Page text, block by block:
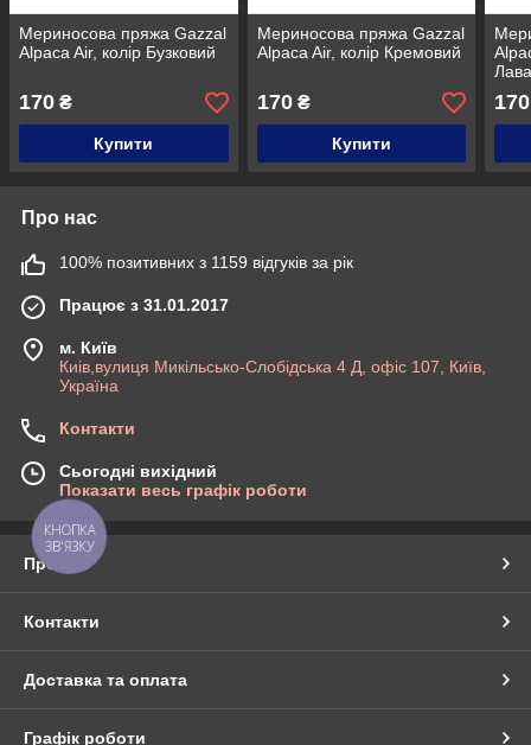
Мериносова пряжа Gazzal
Alpaca Air, колір Бузковий
170 ₴
Купити
Мериносова пряжа Gazzal
Alpaca Air, колір Кремовий
170₴
Купити
170
Про нас
100% позитивних з 1159 відгуків за рік
Працює з 31.01.2017
м. Київ
Киів,вулиця Микільсько-Слобідська 4 Д, офіс 107, Київ,
Україна
Контакти
Сьогодні вихідний
Показати весь графік роботи
Про нас
Контакти
Доставка та оплата
Графік роботи
КНОПКА
ЗВ'ЯЗКУ